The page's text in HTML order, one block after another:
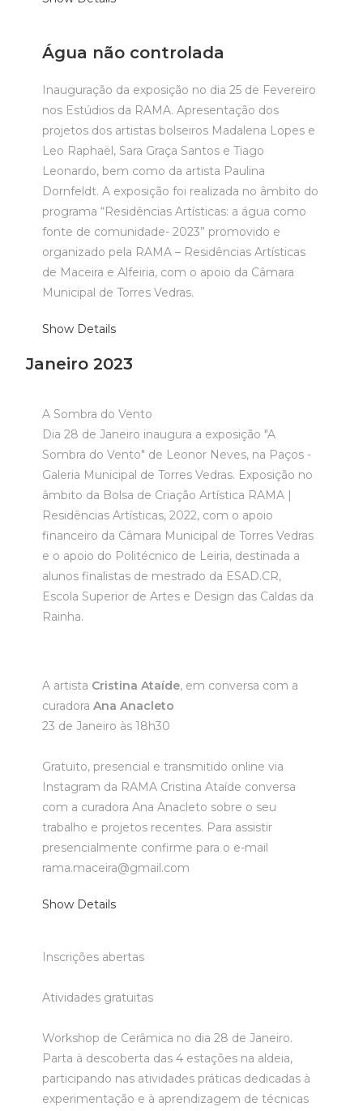
Água não controlada
Inauguração da exposição no dia 25 de Fevereiro
nos Estúdios da RAMA. Apresentação dos
projetos dos artistas bolseiros Madalena Lopes e
Leo Raphaël, Sara Graça Santos e Tiago
Leonardo, bem como da artista Paulina
Dornfeldt. A exposição foi realizada no âmbito do
programa “Residências Artísticas: a água como
fonte de comunidade- 2023” promovido e
organizado pela RAMA – Residências Artísticas
de Maceira e Alfeiria, com o apoio da Câmara
Municipal de Torres Vedras.
Show Details
Janeiro 2023
A Sombra do Vento
Dia 28 de Janeiro inaugura a exposição "A
Sombra do Vento" de Leonor Neves, na Paços -
Galeria Municipal de Torres Vedras. Exposição no
âmbito da Bolsa de Criação Artística RAMA |
Residências Artísticas, 2022, com o apoio
financeiro da Câmara Municipal de Torres Vedras
e o apoio do Politécnico de Leiria, destinada a
alunos finalistas de mestrado da ESAD.CR,
Escola Superior de Artes e Design das Caldas da
Rainha.
A artista Cristina Ataíde, em conversa com a
curadoraAna Anacleto
23 de Janeiro às 18h30
Gratuito, presencial e transmitido online via
Instagram da RAMA Cristina Ataíde conversa
com a curadora Ana Anacleto sobre o seu
trabalho e projetos recentes. Para assistir
presencialmente confirme para o e-mail
rama.maceira@gmail.com
Show Details
Inscrições abertas
Atividades gratuitas
Workshop de Cerâmica no dia 28 de Janeiro.
Parta à descoberta das 4 estações na aldeia,
participando nas atividades práticas dedicadas à
experimentação e à aprendizagem de técnicas